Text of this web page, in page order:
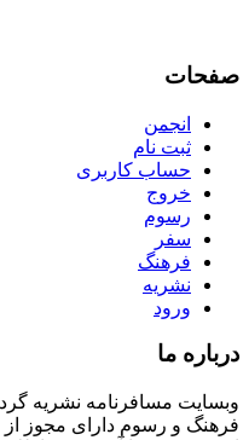
صفحات
انجمن
ثبت نام
حساب کاربری
خروج
رسوم
سفر
فرهنگ
نشریه
ورود
درباره ما
وبسایت مسافرنامه نشریه
فرهنگ و رسوم دارای مجوز